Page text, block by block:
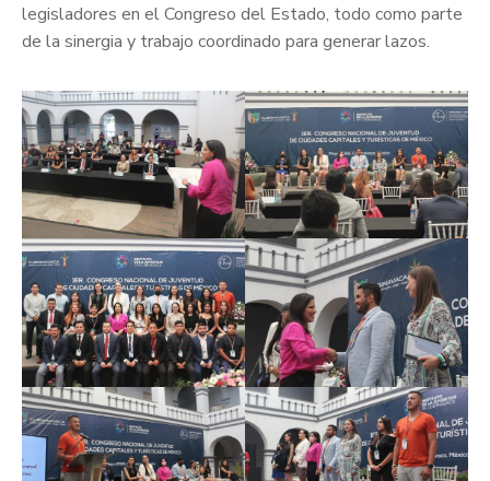
legisladores en el Congreso del Estado, todo como parte
de la sinergia y trabajo coordinado para generar lazos.